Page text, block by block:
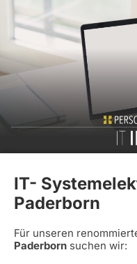
IT-
Paderborn
Für unseren
Paderborn suchen wir: